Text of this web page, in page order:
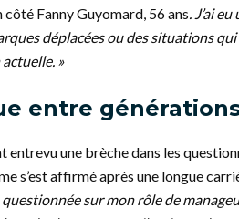
côté Fanny Guyomard, 56 ans. J’ai eu
déplacées ou des situations qui
»
entre
entrevu une brèche dans les
s’est affirmé après une longue
questionnée sur mon rôle de